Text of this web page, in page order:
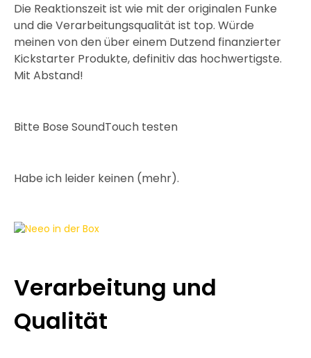
Die Reaktionszeit ist wie mit der originalen Funke
und die Verarbeitungsqualität ist top. Würde
meinen von den über einem Dutzend finanzierter
Kickstarter Produkte, definitiv das hochwertigste.
Mit Abstand!
Bitte Bose SoundTouch testen
Habe ich leider keinen (mehr).
Verarbeitung und
Qualität